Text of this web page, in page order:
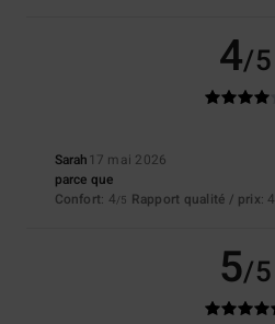
4/5
Sarah 17 mai 2026
parce que
Confort: 4/5 Rapport qualité / prix: 4
5/5